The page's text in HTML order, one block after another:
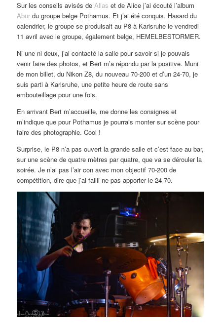
Sur les conseils avisés deAlias et de Alice j’ai écouté l’album
Abur du groupe belge Pothamus. Et j’ai été conquis. Hasard du
calendrier, le groupe se produisait au P8 à Karlsruhe le vendredi
11 avril avec le groupe, également belge, HEMELBESTORMER.
Ni une ni deux, j’ai contacté la salle pour savoir si je pouvais
venir faire des photos, et Bert m’a répondu par la positive. Muni
de mon billet, du Nikon Z8, du nouveau 70-200 et d’un 24-70, je
suis parti à Karlsruhe, une petite heure de route sans
embouteillage pour une fois.
En arrivant Bert m’accueille, me donne les consignes et
m’indique que pour Pothamus je pourrais monter sur scène pour
faire des photographie. Cool !
Surprise, le P8 n’a pas ouvert la grande salle et c’est face au bar,
sur une scène de quatre mètres par quatre, que va se dérouler la
soirée. Je n’ai pas l’air con avec mon objectif 70-200 de
compétition, dire que j’ai failli ne pas apporter le 24-70.